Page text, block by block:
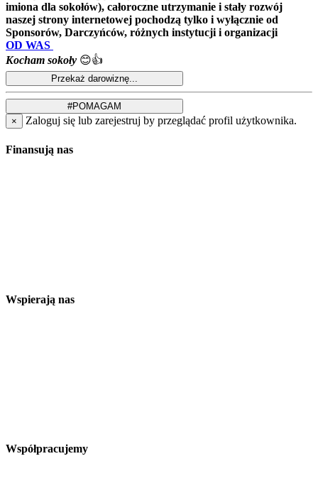
imiona dla sokołów), całoroczne utrzymanie i stały rozwój
naszej strony internetowej pochodzą tylko i wyłącznie od
Sponsorów, Darczyńców, różnych instytucji i organizacji
OD WAS
Kocham sokoły 😊👍
× Zaloguj się lub zarejestruj by przeglądać profil użytkownika.
Finansują nas
Wspierają nas
Współpracujemy